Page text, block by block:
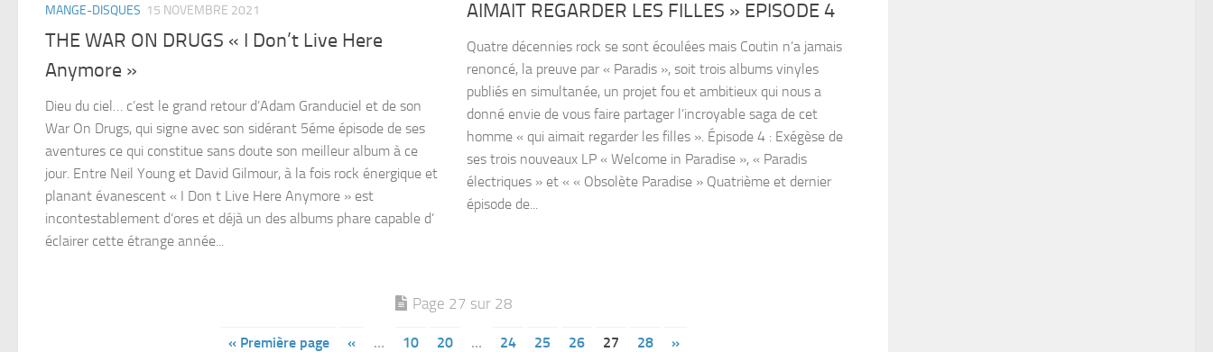
MANGE-DISQUES 15 NOVEMBRE 2021
THE WAR ON DRUGS « I Don’t Live Here
Anymore »
Dieu du ciel… c’est le grand retour d’Adam Granduciel et de son
War On Drugs, qui signe avec son sidérant 5éme épisode de ses
aventures ce qui constitue sans doute son meilleur album à ce
jour. Entre Neil Young et David Gilmour, à la fois rock énergique et
planant évanescent « I Don t Live Here Anymore » est
incontestablement d’ores et déjà un des albums phare capable d’
éclairer cette étrange année...
AIMAIT REGARDER LES FILLES » EPISODE 4
Quatre décennies rock se sont écoulées mais Coutin n’a jamais
renoncé, la preuve par « Paradis », soit trois albums vinyles
publiés en simultanée, un projet fou et ambitieux qui nous a
donné envie de vous faire partager l’incroyable saga de cet
homme « qui aimait regarder les filles ». Épisode 4 : Exégèse de
ses trois nouveaux LP « Welcome in Paradise », « Paradis
électriques » et « « Obsolète Paradise » Quatrième et dernier
épisode de...
Page 27 sur 28
« Première page « … 10 20 … 24 25 26 27 28 »